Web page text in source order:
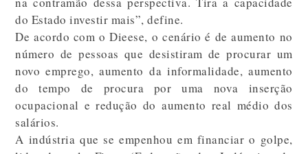
do Estado investir mais”, define.
De acordo com o Dieese, o cenário é de aumento no
número de pessoas que desistiram de procurar um
novo emprego, aumento da informalidade, aumento
do tempo de procura por uma nova inserção
ocupacional e redução do aumento real médio dos
salários.
A indústria que se empenhou em financiar o golpe,